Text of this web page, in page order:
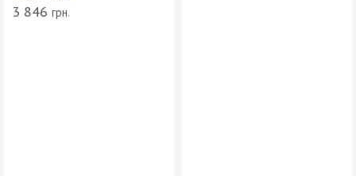
3 846 грн.